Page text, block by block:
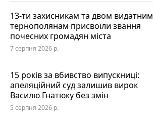
13-ти захисникам та двом видатним
тернополянам присвоїли звання
почесних громадян міста
7 серпня 2026 р.
15 років за вбивство випускниці:
апеляційний суд залишив вирок
Василю Гнатюку без змін
5 серпня 2026 р.